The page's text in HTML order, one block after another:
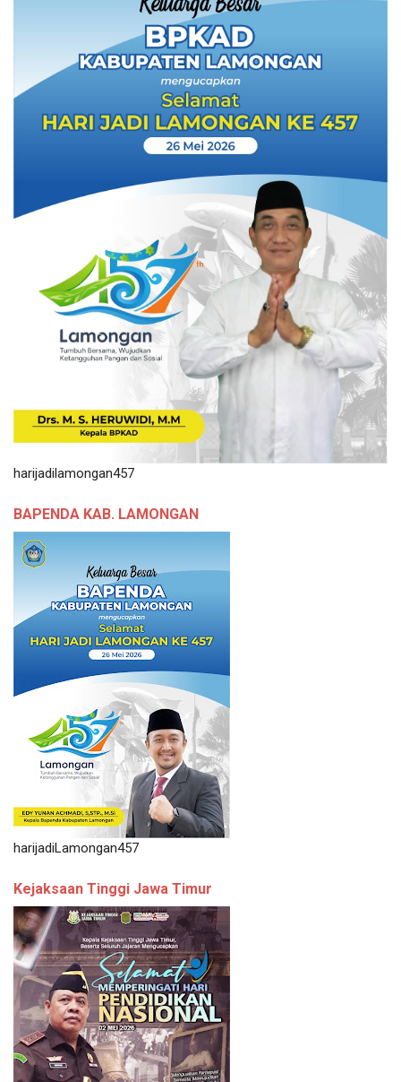
harijadilamongan457
BAPENDA KAB. LAMONGAN
harijadiLamongan457
Kejaksaan Tinggi Jawa Timur